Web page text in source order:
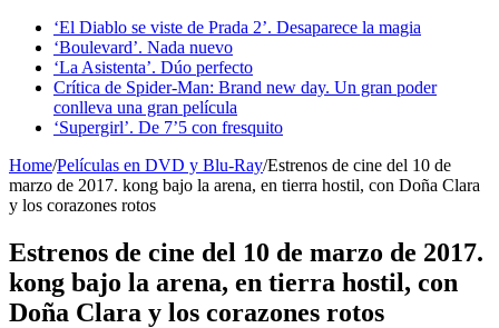
‘El Diablo se viste de Prada 2’. Desaparece la magia
‘Boulevard’. Nada nuevo
‘La Asistenta’. Dúo perfecto
Crítica de Spider-Man: Brand new day. Un gran poder
conlleva una gran película
‘Supergirl’. De 7’5 con fresquito
Home/Películas en DVD y Blu-Ray/Estrenos de cine del 10 de
marzo de 2017. kong bajo la arena, en tierra hostil, con Doña Clara
y los corazones rotos
Estrenos de cine del 10 de marzo de 2017.
kong bajo la arena, en tierra hostil, con
Doña Clara y los corazones rotos